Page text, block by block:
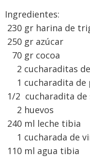
Ingredientes:
230 gr harina de
250 gr azúcar
70 gr cocoa
2 cucharaditas
1 cucharadita de
1/2 cucharadita de
2 huevos
240 ml leche tibia
1 cucharada de
110 ml agua tibia